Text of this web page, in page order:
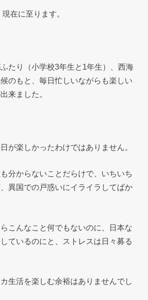
在に至ります。
たり（小学校3年生と1年生）、西海
のもと、毎日忙しいながらも楽しい
来ました。
が楽しかったわけではありません。
分からないことだらけで、いちいち
異国での戸惑いにイライラしてばか
こんなこと何でもないのに、日本な
ているのにと、ストレスは日々募る
生活を楽しむ余裕はありませんでし